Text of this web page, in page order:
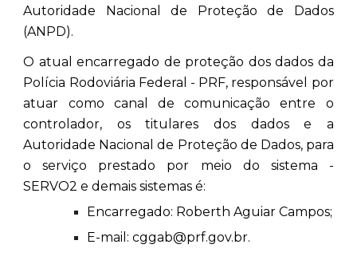
Autoridade Nacional de Proteção de Dados
(ANPD).
O atual encarregado de proteção dos dados da
Polícia Rodoviária Federal - PRF, responsável por
atuar como canal de comunicação entre o
controlador, os titulares dos dados e a
Autoridade Nacional de Proteção de Dados, para
o serviço prestado por meio do sistema -
SERVO2 e demais sistemas é:
Encarregado: Roberth Aguiar Campos;
E-mail: cggab@prf.gov.br.